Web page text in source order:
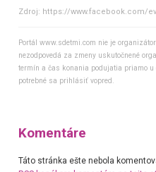
Zdroj: https://www.facebook.com/
Portál www.sdetmi.com nie je
nezodpovedá za zmeny uskutočnené
termín a čas konania podujatia priamo
potrebné sa prihlásiť vopred.
Komentáre
Táto stránka ešte nebola